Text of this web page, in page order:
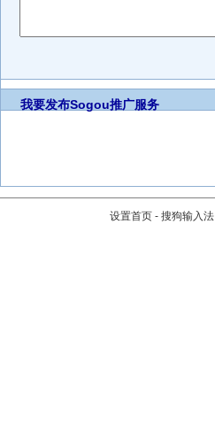
我要发布Sogou推广服务
设置首页 - 搜狗输入法